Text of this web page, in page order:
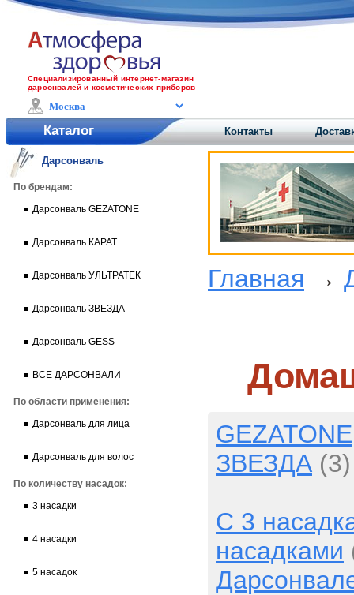
Специализированный интернет-магазин
дарсонвалей и косметических приборов
Каталог Контакты
Дарсонваль
По брендам:
Дарсонваль GEZATONE
Дарсонваль КАРАТ
Дарсонваль УЛЬТРАТЕК
Дарсонваль ЗВЕЗДА
Дарсонваль GESS
ВСЕ ДАРСОНВАЛИ
По области применения:
Дарсонваль для лица
Дарсонваль для волос
По количеству насадок:
3 насадки
4 насадки
5 насадок
Главная →
GEZATONE
ЗВЕЗДА (3)
С 3
насадками